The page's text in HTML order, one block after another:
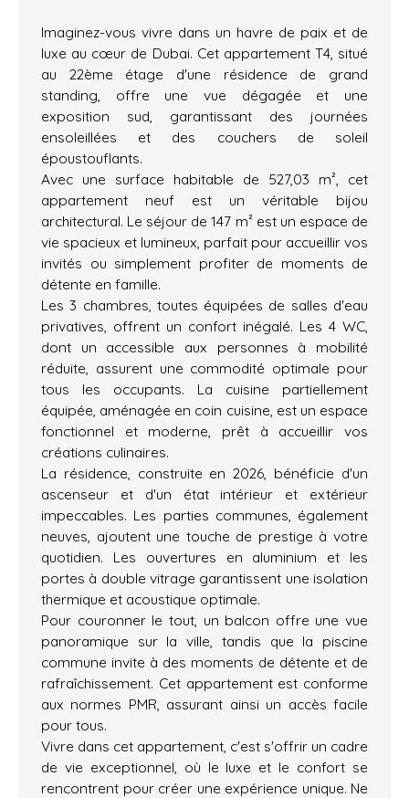
Imaginez-vous vivre dans un havre de paix et de
luxe au cœur de Dubai. Cet appartement T4, situé
au 22ème étage d'une résidence de grand
standing, offre une vue dégagée et une
exposition sud, garantissant des journées
ensoleillées et des couchers de soleil
époustouflants.
Avec une surface habitable de 527,03 m², cet
appartement neuf est un véritable bijou
architectural. Le séjour de 147 m² est un espace de
vie spacieux et lumineux, parfait pour accueillir vos
invités ou simplement profiter de moments de
détente en famille.
Les 3 chambres, toutes équipées de salles d'eau
privatives, offrent un confort inégalé. Les 4 WC,
dont un accessible aux personnes à mobilité
réduite, assurent une commodité optimale pour
tous les occupants. La cuisine partiellement
équipée, aménagée en coin cuisine, est un espace
fonctionnel et moderne, prêt à accueillir vos
créations culinaires.
La résidence, construite en 2026, bénéficie d'un
ascenseur et d'un état intérieur et extérieur
impeccables. Les parties communes, également
neuves, ajoutent une touche de prestige à votre
quotidien. Les ouvertures en aluminium et les
portes à double vitrage garantissent une isolation
thermique et acoustique optimale.
Pour couronner le tout, un balcon offre une vue
panoramique sur la ville, tandis que la piscine
commune invite à des moments de détente et de
rafraîchissement. Cet appartement est conforme
aux normes PMR, assurant ainsi un accès facile
pour tous.
Vivre dans cet appartement, c'est s'offrir un cadre
de vie exceptionnel, où le luxe et le confort se
rencontrent pour créer une expérience unique. Ne